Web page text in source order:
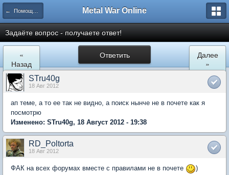
← Помощь по игре Metal War Online
Задаёте вопрос - получаете ответ!
Ответить
«
Назад
Далее
»
STru40g
18 Авг 2012
ап теме, а то ее так не видно, а поиск нынче не в почете как я
посмотрю
Изменено: STru40g, 18 Август 2012 - 19:38
RD_Poltorta
18 Авг 2012
ФАК на всех форумах вместе с правилами не в почете )